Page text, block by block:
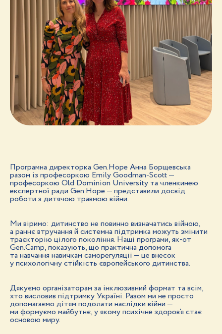
Програмна директорка Gen.Hope Анна Борщевська
разом із професоркою Emily Goodman-Scott —
професоркою Old Dominion University та членкинею
експертної ради Gen.Hope — представили досвід
роботи з дитячою травмою війни.
Ми віримо: дитинство не повинно визначатись війною,
а раннє втручання й системна підтримка можуть змінити
траєкторію цілого покоління. Наші програми, як-от
Gen.Camp, показують, що практична допомога
та навчання навичкам саморегуляції — це внесок
у психологічну стійкість європейського дитинства.
Дякуємо організаторам за інклюзивний формат та всім,
хто висловив підтримку Україні. Разом ми не просто
допомагаємо дітям подолати наслідки війни —
ми формуємо майбутнє, у якому психічне здоров’я стає
основою миру.